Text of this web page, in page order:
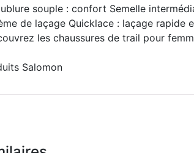
souple : confort Semelle
de laçage Quicklace : laçage
les chaussures de trail pour
Salomon